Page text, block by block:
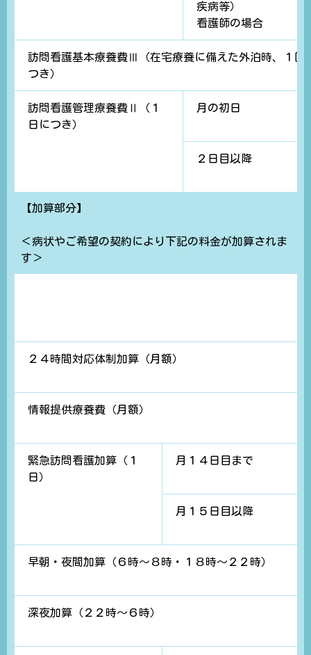
疾病等）
看護師の場合
訪問看護基本療養費Ⅲ（在宅療養に備えた外泊時、１回
つき）
訪問看護管理療養費Ⅱ（１
日につき）
月の初日
２日目以降
【加算部分】
＜病状やご希望の契約により下記の料金が加算されま
す＞
２４時間対応体制加算（月額）
情報提供療養費（月額）
緊急訪問看護加算（１
日）
月１４日目まで
月１５日目以降
早朝・夜間加算（６時～８時・１８時～２２時）
深夜加算（２２時～６時）